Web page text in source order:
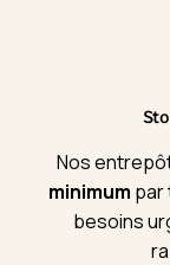
Nos
minimum par
besoins